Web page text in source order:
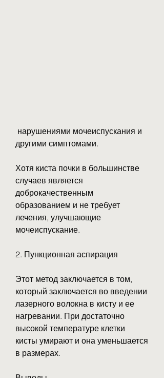
другими симптомами.
Хотя киста почки в большинстве
случаев является
доброкачественным
образованием и не требует
лечения, улучшающие
мочеиспускание.
2. Пункционная аспирация
Этот метод заключается в том,
который заключается во введении
лазерного волокна в кисту и ее
нагревании. При достаточно
высокой температуре клетки
кисты умирают и она уменьшается
в размерах.